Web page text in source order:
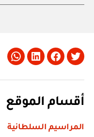
Twitter
Facebook
LinkedIn
أقسام الموقع
المراسيم السلطانية